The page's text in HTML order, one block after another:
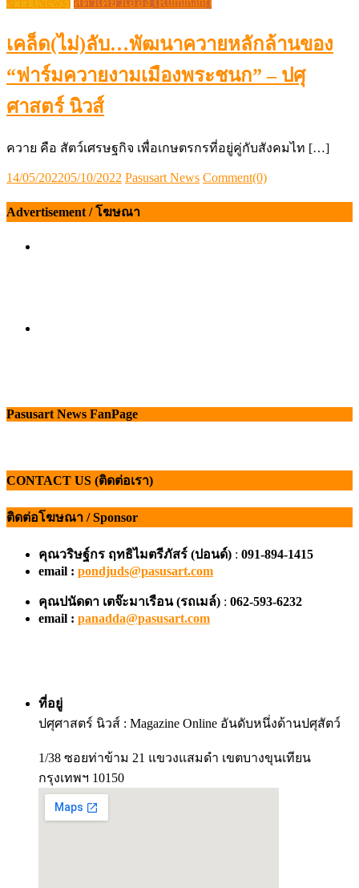
เคล็ด(ไม่)ลับ…พัฒนาควายหลักล้านของ
“ฟาร์มควายงามเมืองพระชนก” – ปศุ
ศาสตร์ นิวส์
ควาย คือ สัตว์เศรษฐกิจ เพื่อเกษตรกรที่อยู่คู่กับสังคมไท […]
Posted
14/05/202205/10/2022 Author
Pasusart News Comment(0)
Advertisement / โฆษณา
Pasusart News FanPage
CONTACT US (ติดต่อเรา)
ติดต่อโฆษณา / Sponsor
คุณวริษฐ์กร ฤทธิไมตรีภัสร์ (ปอนด์) : 091-894-1415
email : pondjuds@pasusart.com
คุณปนัดดา เตจ๊ะมาเรือน (รถเมล์) : 062-593-6232
email : panadda@pasusart.com
ที่อยู่
ปศุศาสตร์ นิวส์ : Magazine Online อันดับหนึ่งด้านปศุสัตว์
1/38 ซอยท่าข้าม 21 แขวงแสมดำ เขตบางขุนเทียน
กรุงเทพฯ 10150